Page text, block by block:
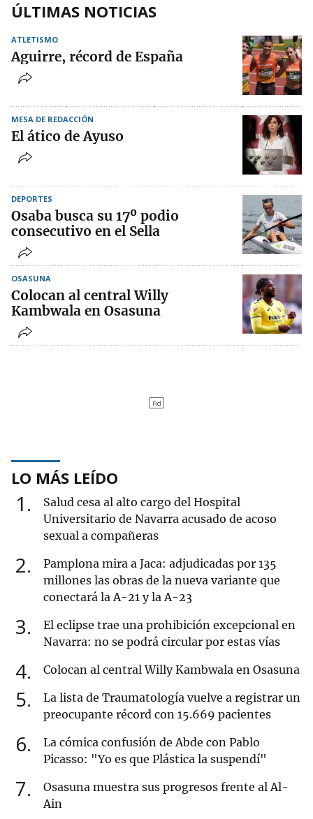
ÚLTIMAS NOTICIAS
ATLETISMO
Aguirre, récord de España
MESA DE REDACCIÓN
El ático de Ayuso
DEPORTES
Osaba busca su 17º podio
consecutivo en el Sella
OSASUNA
Colocan al central Willy
Kambwala en Osasuna
LO MÁS LEÍDO
1
Salud cesa al alto cargo del Hospital
Universitario de Navarra acusado de acoso
sexual a compañeras
2
Pamplona mira a Jaca: adjudicadas por 135
millones las obras de la nueva variante que
conectará la A-21 y la A-23
3
El eclipse trae una prohibición excepcional en
Navarra: no se podrá circular por estas vías
4 Colocan al central Willy Kambwala en Osasuna
5
La lista de Traumatología vuelve a registrar un
preocupante récord con 15.669 pacientes
6
La cómica confusión de Abde con Pablo
Picasso: "Yo es que Plástica la suspendí"
7
Osasuna muestra sus progresos frente al Al-
Ain